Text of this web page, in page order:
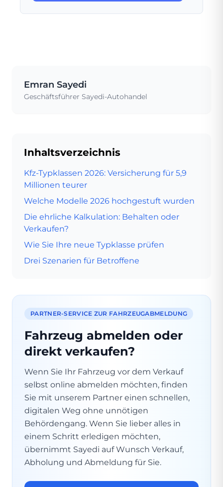
Emran Sayedi
Geschäftsführer Sayedi-Autohandel
Inhaltsverzeichnis
Kfz-Typklassen 2026: Versicherung für 5,9
Millionen teurer
Welche Modelle 2026 hochgestuft wurden
Die ehrliche Kalkulation: Behalten oder
Verkaufen?
Wie Sie Ihre neue Typklasse prüfen
Drei Szenarien für Betroffene
PARTNER-SERVICE ZUR FAHRZEUGABMELDUNG
Fahrzeug abmelden oder
direkt verkaufen?
Wenn Sie Ihr Fahrzeug vor dem Verkauf
selbst online abmelden möchten, finden
Sie mit unserem Partner einen schnellen,
digitalen Weg ohne unnötigen
Behördengang. Wenn Sie lieber alles in
einem Schritt erledigen möchten,
übernimmt Sayedi auf Wunsch Verkauf,
Abholung und Abmeldung für Sie.